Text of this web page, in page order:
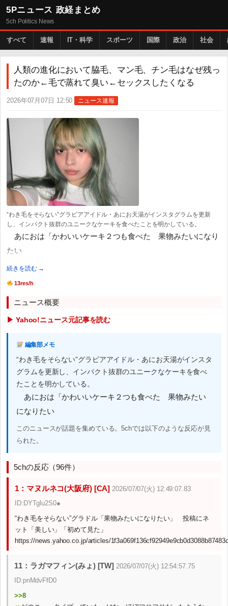
5Pニュース 政経まとめ
5ch Politics News
すべて 速報 IT・科学 スポーツ 国際 政治 社会
人類の進化において脇毛、マン毛、チン毛はなぜ残っ
たのか←毛で蒸れて臭い←セックスしたくなる
2026年07月07日 12:50 ニュース速報
“わき毛をそらない”グラビアアイドル・あにお天湯がインスタグラムを更新
し、インパクト抜群のユニークなケーキを食べたことを明かしている。
あにおは「かわいいケーキ２つも食べた 果物みたいになり
たい
続きを読む →
13res/h
ニュース概要
▶ Yahoo!ニュース元記事を読む
編集部メモ
“わき毛をそらない”グラビアアイドル・あにお天湯がインスタ
グラムを更新し、インパクト抜群のユニークなケーキを食べ
たことを明かしている。
あにおは「かわいいケーキ２つも食べた 果物みたい
になりたい
このニュースが話題を集めている。5chでは以下のような反応が見
られた。
5chの反応（96件）
1：マヌルネコ(大阪府) [CA] 2026/07/07(火) 12:49:07.83
ID:DYTglu2S0●
“わき毛をそらない”グラドル「果物みたいになりたい」 投稿にネ
ット「美しい」「初めて見た」
https://news.yahoo.co.jp/articles/
11：ラガマフィン(みょ) [TW] 2026/07/07(火) 12:54:57.75
ID:pnMdvFfD0
>>8